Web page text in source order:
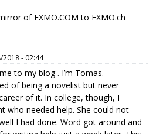
of EXMO.COM to EXMO.ch
2018 - 02:44
to my blog . I’m Tomas.
of being a novelist but never
of it. In college, though, I
who needed help. She could not
I had done. Word got around and